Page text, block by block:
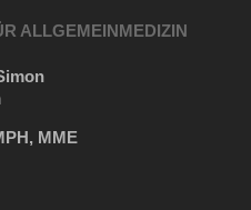
ALLGEMEINMEDIZIN
MME